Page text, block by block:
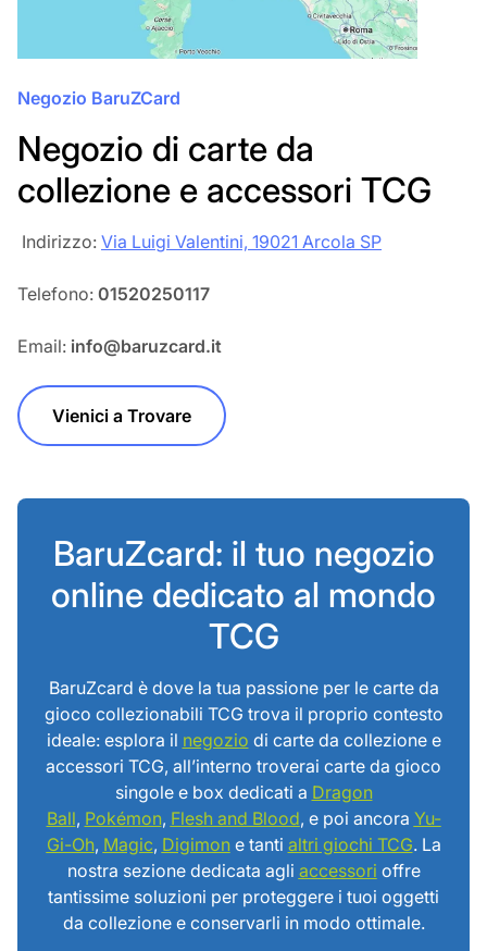
Negozio BaruZCard
Negozio di carte da
collezione e accessori TCG
‎‎ Indirizzo: Via Luigi Valentini, 19021 Arcola SP
Telefono: 01520250117
Email: info@baruzcard.it
Vienici a Trovare
BaruZcard: il tuo negozio
online dedicato al mondo
TCG
BaruZcard è dove la tua passione per le carte da
gioco collezionabili TCG trova il proprio contesto
ideale: esplora il negozio di carte da collezione e
accessori TCG, all’interno troverai carte da gioco
singole e box dedicati a Dragon
Ball, Pokémon, Flesh and Blood, e poi ancora Yu-
Gi-Oh, Magic, Digimone tanti altri giochi TCG. La
nostra sezione dedicata agli accessori offre
tantissime soluzioni per proteggere i tuoi oggetti
da collezione e conservarli in modo ottimale.